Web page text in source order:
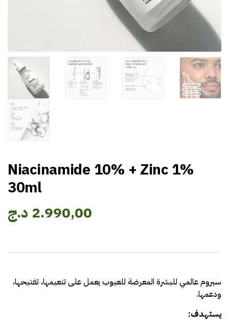
Niacinamide 10% + Zinc 1%
30ml
2.990,00 د.ج
سيروم عالمي للبشرة المعرضة للعيوب يعمل على تنعيمها، تفتيحها،
ودعمها.
يستهدف: